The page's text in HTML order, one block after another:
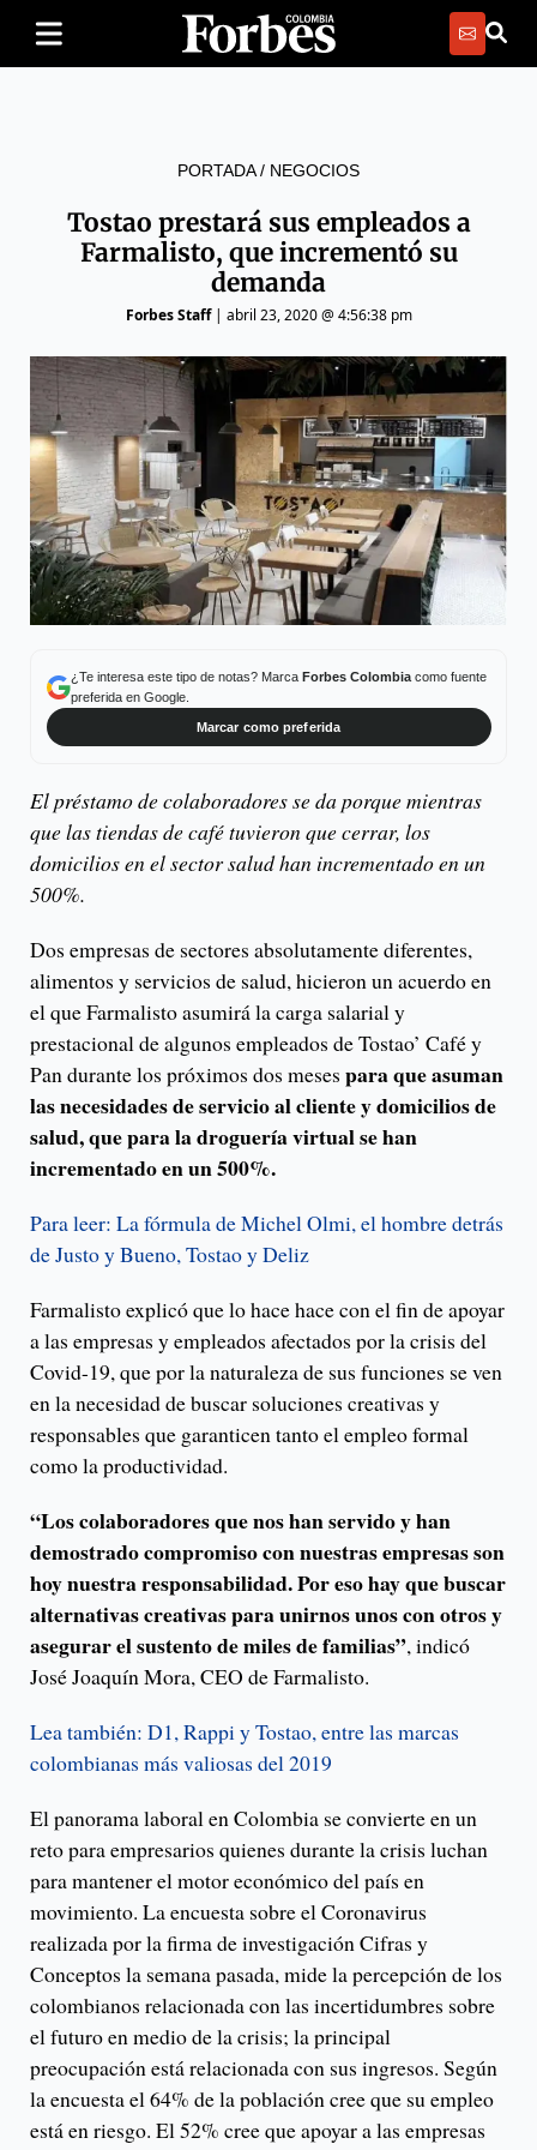
PORTADA/ NEGOCIOS
Tostao prestará sus empleados a
Farmalisto, que incrementó su
demanda
Forbes Staff| abril 23, 2020 @ 4:56:38 pm
¿Te interesa este tipo de notas? Marca Forbes Colombiacomo fuente
preferida en Google.
Marcar como preferida
El préstamo de colaboradores se da porque mientras
que las tiendas de café tuvieron que cerrar, los
domicilios en el sector salud han incrementado en un
500%.
Dos empresas de sectores absolutamente diferentes,
alimentos y servicios de salud, hicieron un acuerdo en
el que Farmalisto asumirá la carga salarial y
prestacional de algunos empleados de Tostao’ Café y
Pan durante los próximos dos meses para que asuman
las necesidades de servicio al cliente y domicilios de
salud, que para la droguería virtual se han
incrementado en un 500%.
Para leer: La fórmula de Michel Olmi, el hombre detrás
de Justo y Bueno, Tostao y Deliz
Farmalisto explicó que lo hace hace con el fin de apoyar
a las empresas y empleados afectados por la crisis del
Covid-19, que por la naturaleza de sus funciones se ven
en la necesidad de buscar soluciones creativas y
responsables que garanticen tanto el empleo formal
como la productividad.
“Los colaboradores que nos han servido y han
demostrado compromiso con nuestras empresas son
hoy nuestra responsabilidad. Por eso hay que buscar
alternativas creativas para unirnos unos con otros y
asegurar el sustento de miles de familias”, indicó
José Joaquín Mora, CEO de Farmalisto.
Lea también: D1, Rappi y Tostao, entre las marcas
colombianas más valiosas del 2019
El panorama laboral en Colombia se convierte en un
reto para empresarios quienes durante la crisis luchan
para mantener el motor económico del país en
movimiento. La encuesta sobre el Coronavirus
realizada por la firma de investigación Cifras y
Conceptos la semana pasada, mide la percepción de los
colombianos relacionada con las incertidumbres sobre
el futuro en medio de la crisis; la principal
preocupación está relacionada con sus ingresos. Según
la encuesta el 64% de la población cree que su empleo
está en riesgo. El 52% cree que apoyar a las empresas